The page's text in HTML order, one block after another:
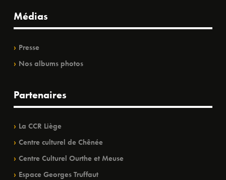
Médias
Presse
Nos albums photos
Partenaires
La CCR Liège
Centre culturel de Chênée
Centre Culturel Ourthe et Meuse
Espace Georges Truffaut